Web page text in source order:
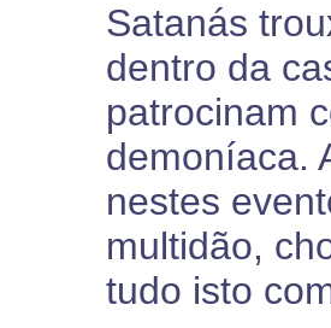
Satanás
dentro da
patrocinam
demoníaca.
nestes
multidão,
tudo isto